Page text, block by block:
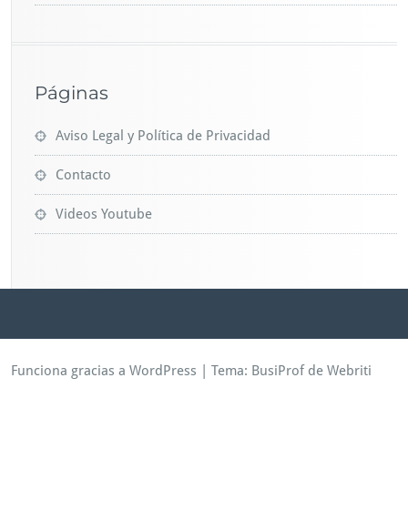
Páginas
Aviso Legal y Política de Privacidad
Contacto
Videos Youtube
Funciona gracias a WordPress | Tema: BusiProf de Webriti